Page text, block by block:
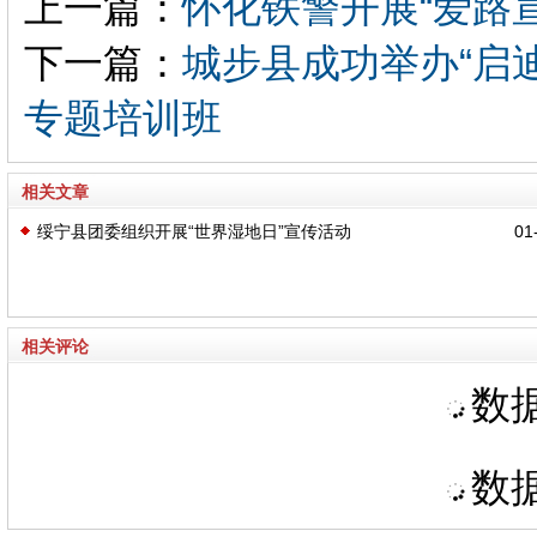
下一篇： 城步县成功举办“启
专题培训班
相关文章
绥宁县团委组织开展“世界湿地日”宣传活动
相关评论
数
数